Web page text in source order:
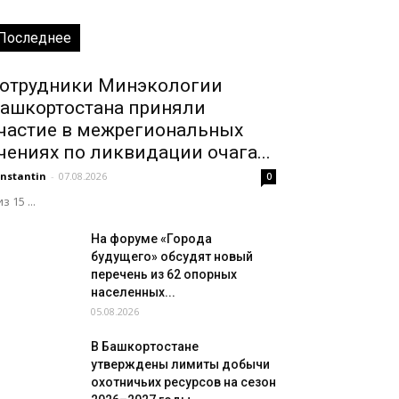
Минэкологии
приняли
в межрегиональных
по ликвидации очага...
- 07.08.2026 0
15 ...
На форуме «Города
будущего» обсудят новый
перечень из 62 опорных
населенных...
05.08.2026
В Башкортостане
утверждены лимиты добычи
охотничьих ресурсов на сезон